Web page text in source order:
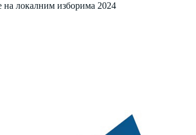
на локалним изборима 2024